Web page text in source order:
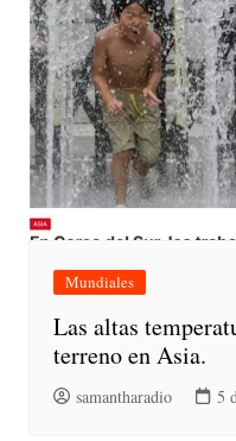
Mundiales
Las altas
terreno en Asia.
samantharadio 5